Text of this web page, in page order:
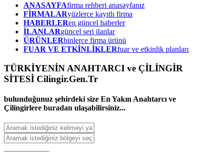
ANASAYFAfirma rehberi anasayfanız
FİRMALARyüzlerce kayıtlı firma
HABERLERen güncel haberler
İLANLARgüncel seri ilanlar
ÜRÜNLERbinlerce firma ürünü
FUAR VE ETKİNLİKLERfuar ve etkinlik planları
TÜRKİYENİN ANAHTARCI ve ÇİLİNGİR
SİTESİ Cilingir.Gen.Tr
bulunduğunuz şehirdeki size En Yakın Anahtarcı ve
Çilingirlere buradan ulaşabilirsiniz...